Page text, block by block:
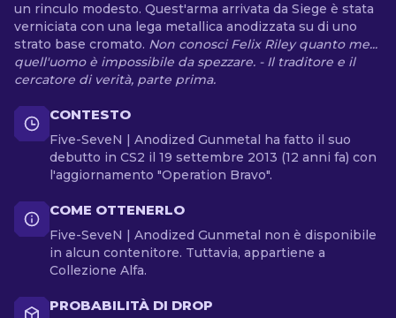
un rinculo modesto. Quest'arma arrivata da Siege è stata
verniciata con una lega metallica anodizzata su di uno
strato base cromato. Non conosci Felix Riley quanto me...
quell'uomo è impossibile da spezzare. - Il traditore e il
cercatore di verità, parte prima.
CONTESTO
Five-SeveN | Anodized Gunmetal ha fatto il suo
debutto in CS2 il 19 settembre 2013 (12 anni fa) con
l'aggiornamento "Operation Bravo".
COME OTTENERLO
Five-SeveN | Anodized Gunmetal non è disponibile
in alcun contenitore. Tuttavia, appartiene a
Collezione Alfa.
PROBABILITÀ DI DROP